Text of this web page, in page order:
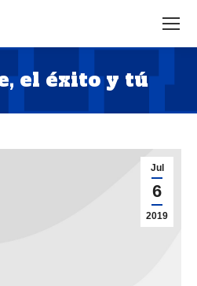
el éxito y tú
Jul
6
2019